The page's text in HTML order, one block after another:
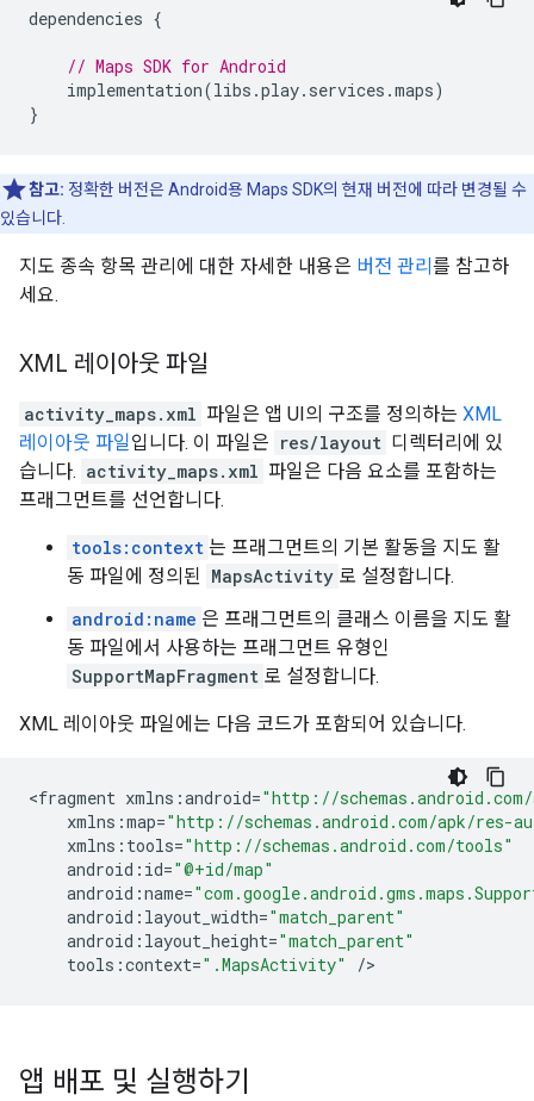
dependencies {
// Maps SDK for Android
implementation(libs .play. services .maps)
}
참고: 정확한 버전은 Android용 Maps SDK의 현재 버전에 따라 변경될 수
있습니다.
지도 종속 항목 관리에 대한 자세한 내용은 버전 관리 를 참고하
세요.
XML 레이아웃 파일
activity_maps.xml 파일은 앱 UI의 구조를 정의하는 XML
레이아웃 파일입니다. 이 파일은 res/layout 디렉터리에 있
습니다. activity_maps.xml 파일은 다음 요소를 포함하는
프래그먼트를 선언합니다.
tools:context 는 프래그먼트의 기본 활동을 지도 활
동 파일에 정의된 MapsActivity 로 설정합니다.
android:name 은 프래그먼트의 클래스 이름을 지도 활
동 파일에서 사용하는 프래그먼트 유형인
SupportMapFragment 로 설정합니다.
XML 레이아웃 파일에는 다음 코드가 포함되어 있습니다.
<fragment xmlns :android="http://
xmlns :map="http://schemas.android.com/apk/res-
xmlns : tools="http://schemas.android.com/tools"
android : id="@+id/map"
android :name=
android : layout_width="match_parent"
android : layout_height="match_parent"
tools :context=".MapsActivity" /
앱 배포 및 실행하기